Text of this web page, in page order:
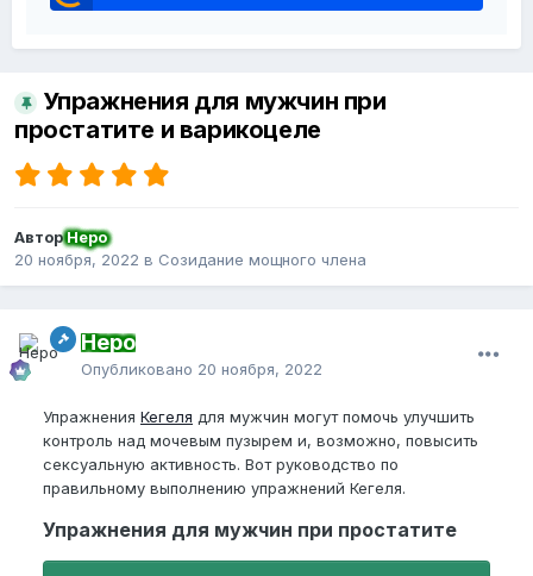
Упражнения для мужчин при
простатите и варикоцеле
АвторНеро
20 ноября, 2022 в Созидание мощного члена
Неро
Опубликовано 20 ноября, 2022
Упражнения Кегеля для мужчин могут помочь улучшить
контроль над мочевым пузырем и, возможно, повысить
сексуальную активность. Вот руководство по
правильному выполнению упражнений Кегеля.
Упражнения для мужчин при простатите